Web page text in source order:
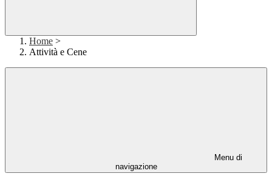
Home >
Attività e Cene
Menu di
navigazione